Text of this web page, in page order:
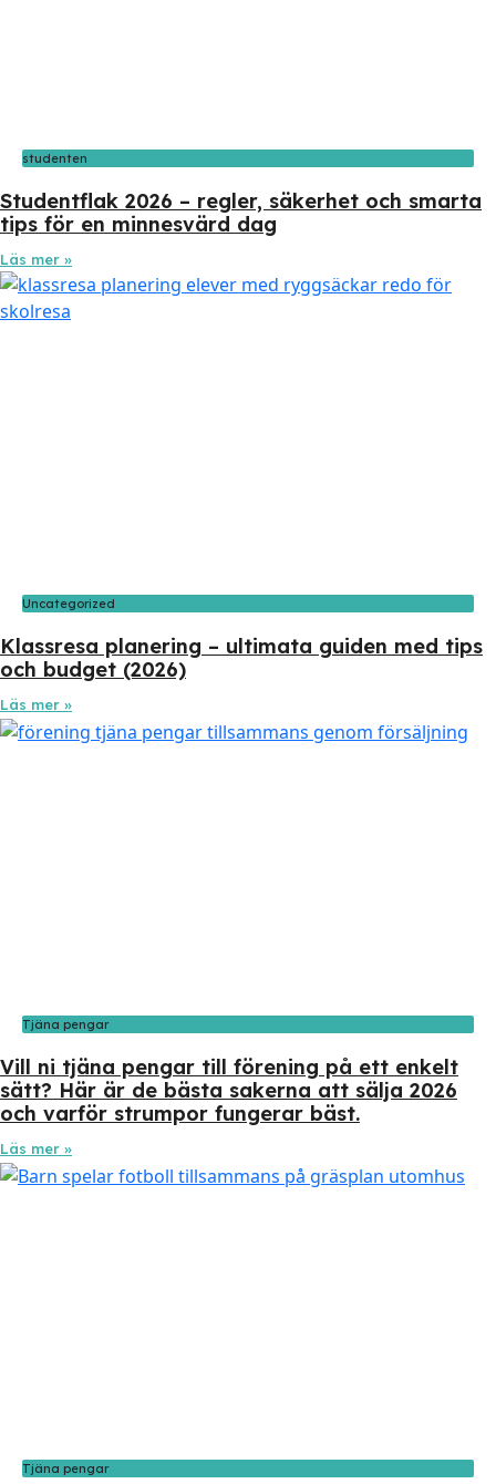
studenten
Studentflak 2026 – regler, säkerhet och smarta
tips för en minnesvärd dag
Läs mer »
Uncategorized
Klassresa planering – ultimata guiden med tips
och budget (2026)
Läs mer »
Tjäna pengar
Vill ni tjäna pengar till förening på ett enkelt
sätt? Här är de bästa sakerna att sälja 2026
och varför strumpor fungerar bäst.
Läs mer »
Tjäna pengar